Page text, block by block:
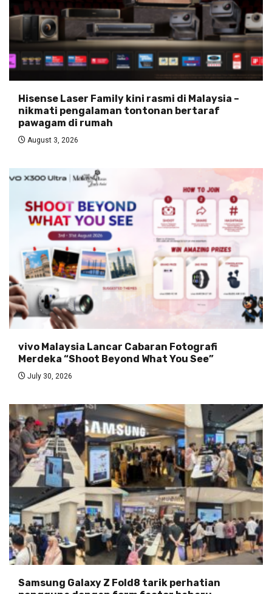
Hisense Laser Family kini rasmi di Malaysia –
nikmati pengalaman tontonan bertaraf
pawagam di rumah
August 3, 2026
vivo Malaysia Lancar Cabaran Fotografi
Merdeka “Shoot Beyond What You See”
July 30, 2026
Samsung Galaxy Z Fold8 tarik perhatian